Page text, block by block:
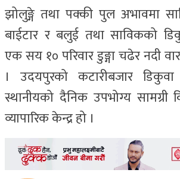
झोलुङ्गे तथा पक्की पुल अभावमा
बाईटार र बलुई तथा साविकको
एक सय १० परिवार डुङ्गा चढेर नदी
। उदयपुरको कटारीबजार डिकुवा
स्थानीयको दैनिक उपभोग्य सामग्री
व्यापारिक केन्द्र हो ।